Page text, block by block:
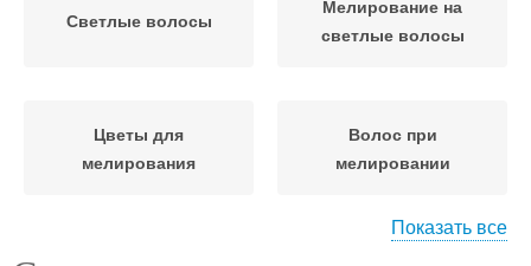
Светлые волосы
Мелирование на
светлые волосы
Цветы для
мелирования
Волос при
мелировании
Показать все